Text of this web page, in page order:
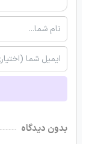
بدون دیدگاه